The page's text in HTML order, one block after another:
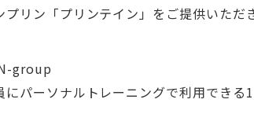
プリン「プリンテイン」をご提供いただ
group
にパーソナルトレーニングで利用でき